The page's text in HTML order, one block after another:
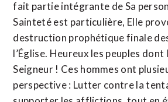
fait partie intégrante de Sa
Sainteté est particulière, Elle
destruction prophétique finale
l’Église. Heureux les peuples dont
Seigneur ! Ces hommes ont
perspective : Lutter contre la